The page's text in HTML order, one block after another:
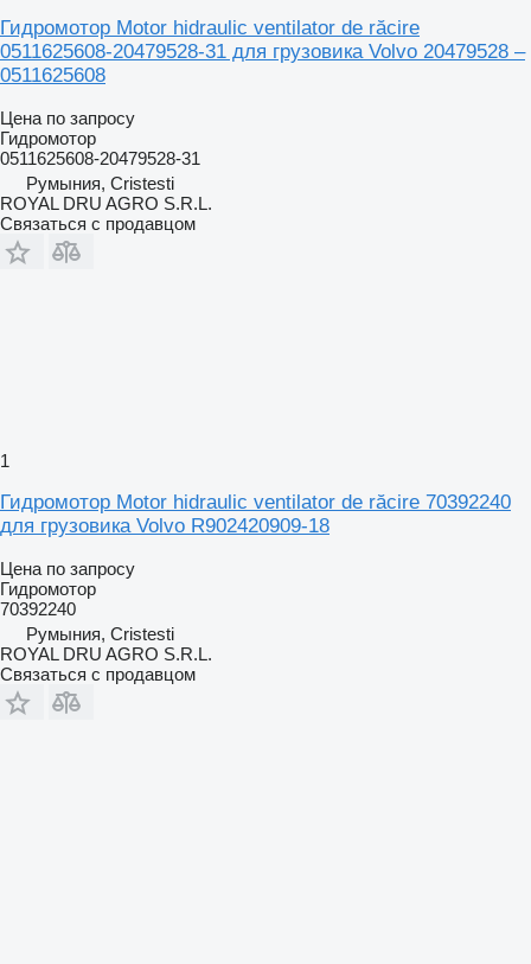
Гидромотор Motor hidraulic ventilator de răcire
0511625608-20479528-31 для грузовика Volvo 20479528 –
0511625608
Цена по запросу
Гидромотор
0511625608-20479528-31
Румыния, Cristesti
ROYAL DRU AGRO S.R.L.
Связаться с продавцом
1
Гидромотор Motor hidraulic ventilator de răcire 70392240
для грузовика Volvo R902420909-18
Цена по запросу
Гидромотор
70392240
Румыния, Cristesti
ROYAL DRU AGRO S.R.L.
Связаться с продавцом